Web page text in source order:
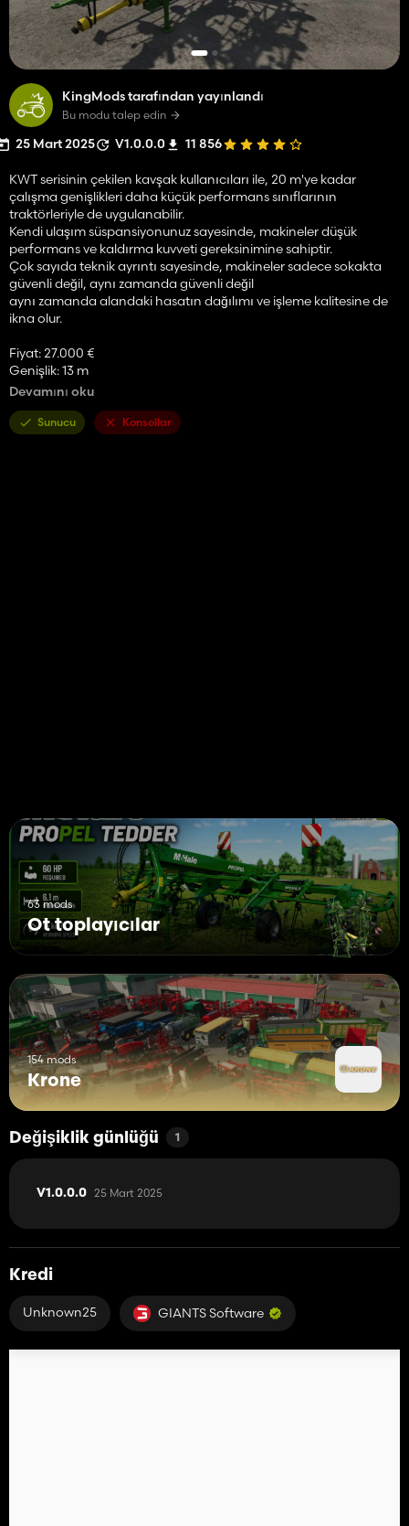
KingMods tarafından yayınlandı
Bu modu talep edin
25 Mart 2025 V1.0.0.0 11 856
KWT serisinin çekilen kavşak kullanıcıları ile, 20 m'ye kadar
çalışma genişlikleri daha küçük performans sınıflarının
traktörleriyle de uygulanabilir.
Kendi ulaşım süspansiyonunuz sayesinde, makineler düşük
performans ve kaldırma kuvveti gereksinimine sahiptir.
Çok sayıda teknik ayrıntı sayesinde, makineler sadece sokakta
güvenli değil, aynı zamanda güvenli değil
aynı zamanda alandaki hasatın dağılımı ve işleme kalitesine de
ikna olur.
Fiyat: 27.000 €
Genişlik: 13 m
Gerekli Performans: 70 HP
Devamını oku
Sunucu Konsollar
63 mods
Ot toplayıcılar
154 mods
Krone
Değişiklik günlüğü 1
V1.0.0.0 25 Mart 2025
Kredi
Unknown25 GIANTS Software